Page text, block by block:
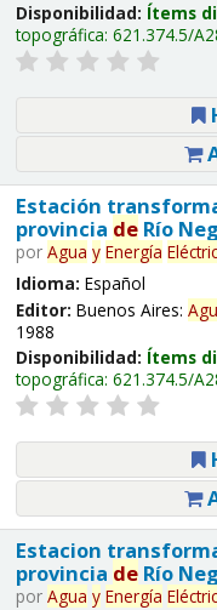
Disponibilidad: Ítems
topográfica: 621.374.5/
Estación
provincia deRío
por Agua y Energía
Idioma: Español
Editor: Buenos Aires:
1988
Disponibilidad: Ítems
topográfica: 621.374.5/
Estacion
provincia deRío
por Agua y Energía